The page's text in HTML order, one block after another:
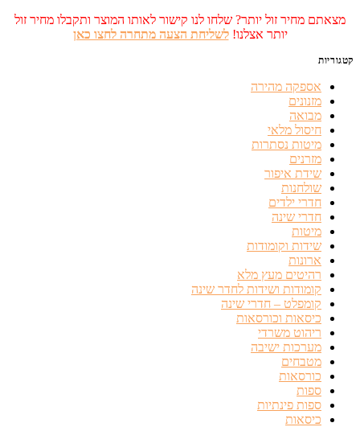
מצאתם מחיר זול יותר? שלחו לנו קישור לאותו המוצר ותקבלו מחיר זול
יותר אצלנו!לשליחת הצעה מתחרה לחצו כאן
קטגוריות
אספקה מהירה
מזנונים
מבואה
חיסול מלאי
מיטות נסתרות
מזרנים
שידת איפור
שולחנות
חדרי ילדים
חדרי שינה
מיטות
שידות וקומודות
ארונות
רהיטים מעץ מלא
קומודות ושידות לחדר שינה
קומפלט – חדרי שינה
כיסאות וכורסאות
ריהוט משרדי
מערכות ישיבה
מטבחים
כורסאות
ספות
ספות פינתיות
כיסאות